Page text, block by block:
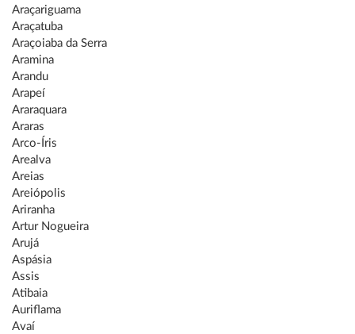
Araçariguama
Araçatuba
Araçoiaba da Serra
Aramina
Arandu
Arapeí
Araraquara
Araras
Arco-Íris
Arealva
Areias
Areiópolis
Ariranha
Artur Nogueira
Arujá
Aspásia
Assis
Atibaia
Auriflama
Avaí